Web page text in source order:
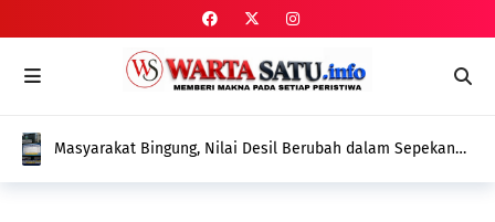
Masyarakat Bingung, Nilai Desil Berubah dalam Sepekan
Penjelasan